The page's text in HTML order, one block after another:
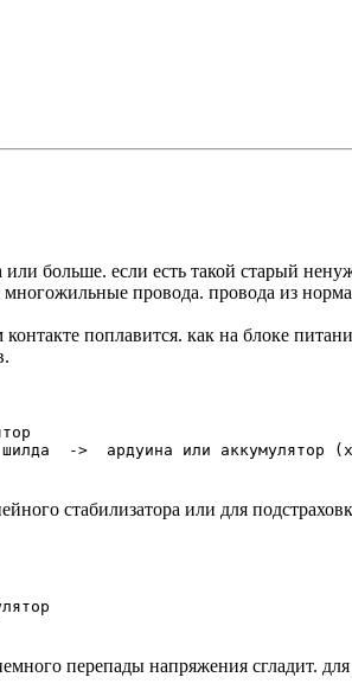
больше. если есть такой старый
провода. провода из
поплавится. как на блоке
->  ардуина или аккумулятор
стабилизатора или для
перепады напряжения сгладит.